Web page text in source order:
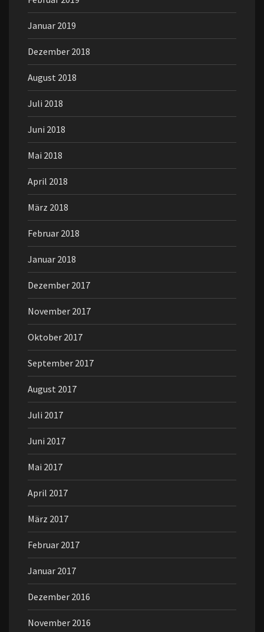
Januar 2019
Dezember 2018
August 2018
Juli 2018
Juni 2018
Mai 2018
April 2018
März 2018
Februar 2018
Januar 2018
Dezember 2017
November 2017
Oktober 2017
September 2017
August 2017
Juli 2017
Juni 2017
Mai 2017
April 2017
März 2017
Februar 2017
Januar 2017
Dezember 2016
November 2016